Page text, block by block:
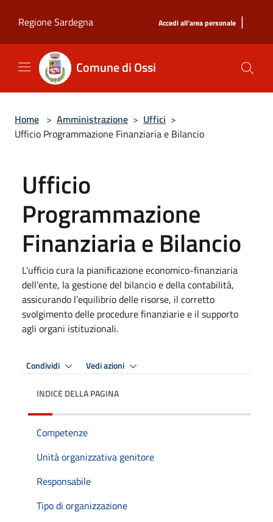
Regione Sardegna
Accedi all'area personale |
Comune di Ossi
Home > Amministrazione > Uffici >
Ufficio Programmazione Finanziaria e Bilancio
Ufficio
Programmazione
Finanziaria e Bilancio
L'ufficio cura la pianificazione economico-finanziaria
dell’ente, la gestione del bilancio e della contabilità,
assicurando l’equilibrio delle risorse, il corretto
svolgimento delle procedure finanziarie e il supporto
agli organi istituzionali.
Condividi Vedi azioni
INDICE DELLA PAGINA
Competenze
Unità organizzativa genitore
Responsabile
Tipo di organizzazione